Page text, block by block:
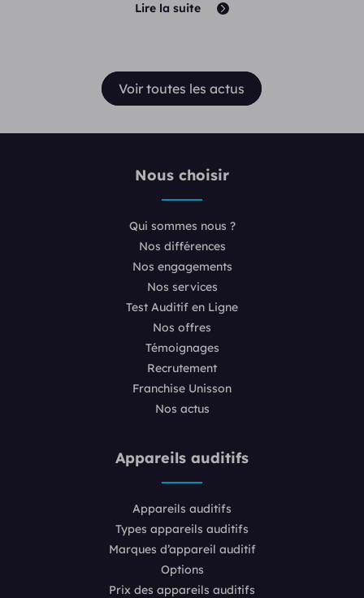
Lire la suite
Voir toutes les actus
Nous choisir
Qui sommes nous ?
Nos différences
Nos engagements
Nos services
Test Auditif en Ligne
Nos offres
Témoignages
Recrutement
Franchise Unisson
Nos actus
Appareils auditifs
Appareils auditifs
Types appareils auditifs
Marques d’appareil auditif
Options
Prix des appareils auditifs